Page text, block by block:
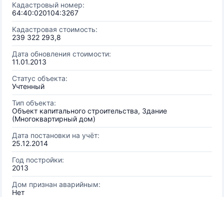
Кадастровый номер:
64:40:020104:3267
Кадастровая стоимость:
239 322 293,8
Дата обновления стоимости:
11.01.2013
Статус объекта:
Учтенный
Тип объекта:
Объект капитального строительства, Здание
(Многоквартирный дом)
Дата постановки на учёт:
25.12.2014
Год постройки:
2013
Дом признан аварийным:
Нет